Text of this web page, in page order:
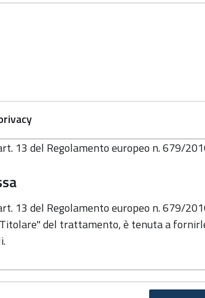
13 del Regolamento europeo n. 679/
13 del Regolamento europeo n. 679/
del trattamento, è tenuta a
e dati di contatto del titolare